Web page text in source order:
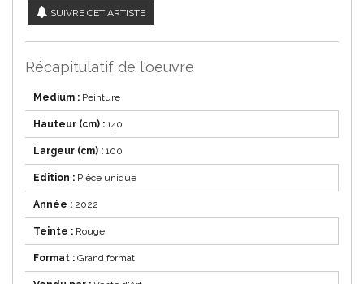
SUIVRE CET ARTISTE
Récapitulatif de l'oeuvre
Medium : Peinture
Hauteur (cm) : 140
Largeur (cm) : 100
Edition : Pièce unique
Année : 2022
Teinte : Rouge
Format : Grand format